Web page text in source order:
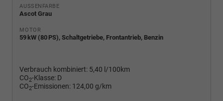
AUSSENFARBE
Ascot Grau
MOTOR
59 kW (80 PS), Schaltgetriebe, Frontantrieb, Benzin
Verbrauch kombiniert: 5,40 l/100km
CO2-Klasse: D
CO2-Emissionen: 124,00 g/km